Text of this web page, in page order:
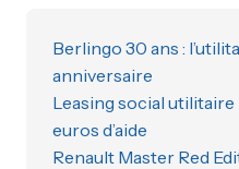
Berlingo 30 ans :
anniversaire
Leasing social utilitaire
euros d’aide
Renault Master Red